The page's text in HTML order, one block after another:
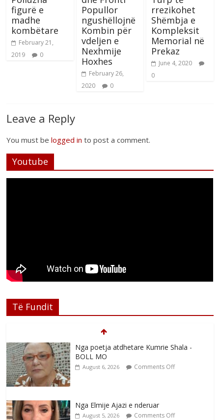
figurë e
madhe
kombëtare
February 21,
2019
0
Popullor
ngushëllojnë
Kombin për
vdeljen e
Nexhmije
Hoxhes
February 26,
2020
0
rrezikohet
Shëmbja e
Kompleksit
Memorial në
Prekaz
June 4, 2020
0
Leave a Reply
You must belogged in to post a comment.
Youtube
Të Fundit
Nga poetja atdhetare Kumrie Shala -
BOLL MO
August 6, 2026 Comments Off
Nga Elmije Ajazi e nderuar
August 5, 2026 Comments Off